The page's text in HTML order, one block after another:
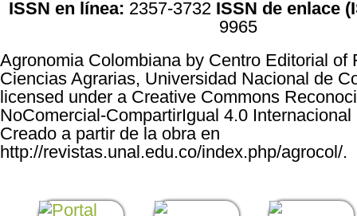
ISSN en línea: 2357-3732 ISSN de enlace
9965
Agronomia Colombiana by Centro Editorial of
Ciencias Agrarias, Universidad Nacional de
licensed under a Creative Commons
NoComercial-CompartirIgual 4.0 Internacional
Creado a partir de la obra en
http://revistas.unal.edu.co/index.php/agrocol/.